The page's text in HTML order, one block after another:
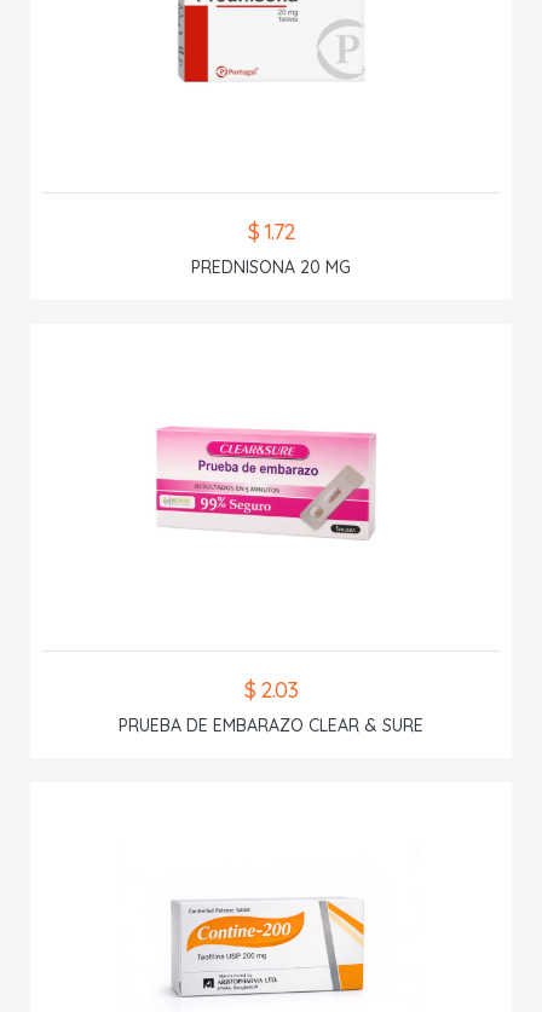
$ 1.72
PREDNISONA 20 MG
$ 2.03
PRUEBA DE EMBARAZO CLEAR & SURE